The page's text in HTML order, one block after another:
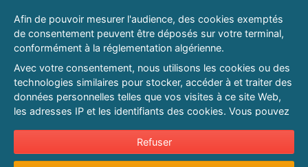
Notre page Facebook
Notre page LinkedIn
Notre page Instagram
Notre page Twitter
© 2026 PAGESMAGHREB.COM. ALL RIGHTS RESERVED
Afin de pouvoir mesurer l'audience, des cookies exemptés
de consentement peuvent être déposés sur votre terminal,
conformément à la réglementation algérienne.
Avec votre consentement, nous utilisons les cookies ou des
technologies similaires pour stocker, accéder à et traiter des
données personnelles telles que vos visites à ce site Web,
les adresses IP et les identifiants des cookies. Vous pouvez
sur l'intérêt légitime à tout moment en cliquant sur « Refuser
».
Refuser